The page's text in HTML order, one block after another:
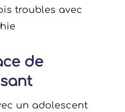
troubles avec
de
un adolescent